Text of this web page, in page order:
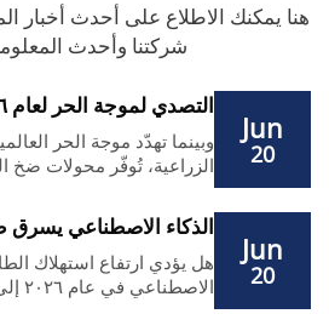
هنا يمكنك الاطلاع على أحدث أخبار
شركتنا وأحدث
Jun
20
الزراعية، تُوفّر محولات ضخ
الري الزراعي وإمدادات
وبأسعار مباشرة من المصنع.
Jun
20
هل يؤدي ارتفاع استهلاك